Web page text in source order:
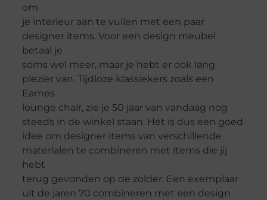
om
je interieur aan te vullen met een paar
designer items. Voor een design meubel
betaal je
soms wel meer, maar je hebt er ook lang
plezier van. Tijdloze klassiekers zoals een
Eames
lounge chair, zie je 50 jaar van vandaag nog
steeds in de winkel staan. Het is dus een goed
idee om designer items van verschillende
materialen te combineren met items die jij
hebt
terug gevonden op de zolder. Een exemplaar
uit de jaren 70 combineren met een design